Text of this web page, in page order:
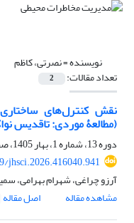
نویسنده =نصرتی، کاظم
تعداد مقالات: 2
نقش کنترل‌های
(مطالعۀ موردی: تاقدیس
دوره 13، شماره 1، بهار 1405، صفحه
jhsci.2026.416040.941
آرزو چراغی، شهرام بهرامی،
مشاهده مقاله
اصل مقاله